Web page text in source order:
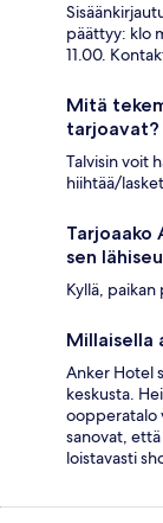
päättyy: klo
11.00.
Mitä
tarjoavat?
Talvisin voit
hiihtää/
Tarjoaako
sen
Kyllä,
Millaisella
Anker Hotel
keskusta.
oopperatalo
sanovat,
loistavasti